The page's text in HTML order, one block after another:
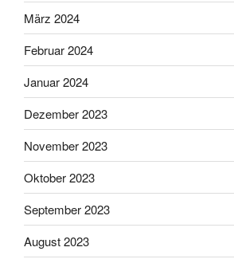
März 2024
Februar 2024
Januar 2024
Dezember 2023
November 2023
Oktober 2023
September 2023
August 2023